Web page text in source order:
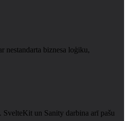
nestandarta biznesa loģiku,
SvelteKit un Sanity darbina arī pašu